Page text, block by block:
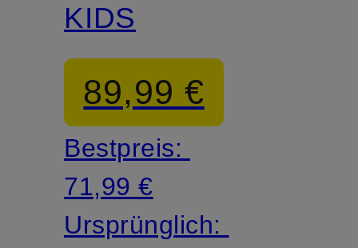
KIDS
89,99 €
Bestpreis:
71,99 €
Ursprünglich: